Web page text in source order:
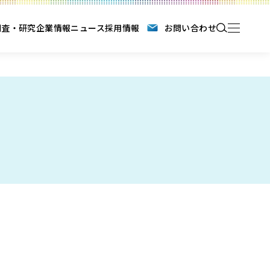
・研究企業情報ニュース採用情報 お問い合わせ